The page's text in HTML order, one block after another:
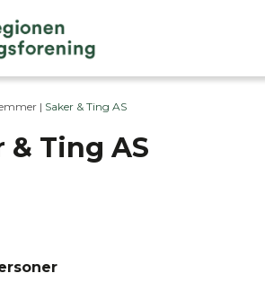
| Saker & Ting AS
& Ting AS